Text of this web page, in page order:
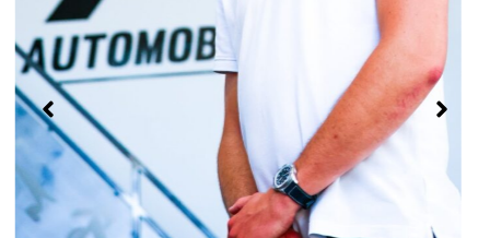
Les Olympiades du FCC approchent à grands
pas ! Le 13 juin prochain, le stade…
Lire la suite